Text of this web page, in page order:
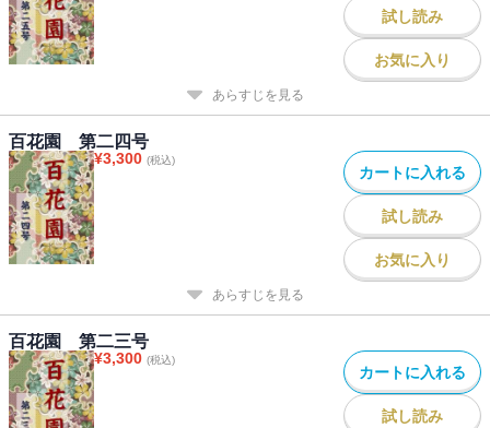
試し読み
お気に入り
あらすじを見る
百花園 第二四号
¥3,300 (税込)
カートに入れる
試し読み
お気に入り
あらすじを見る
百花園 第二三号
¥3,300 (税込)
カートに入れる
試し読み